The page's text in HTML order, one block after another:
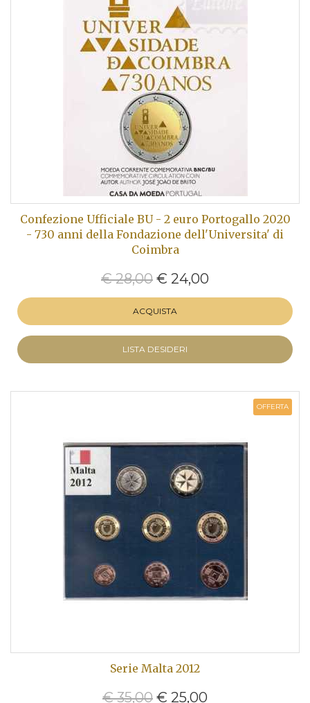
Confezione Ufficiale BU - 2 euro Portogallo 2020
- 730 anni della Fondazione dell'Universita' di
Coimbra
€ 28,00 € 24,00
ACQUISTA
LISTA DESIDERI
OFFERTA
Serie Malta 2012
€ 35,00 € 25,00